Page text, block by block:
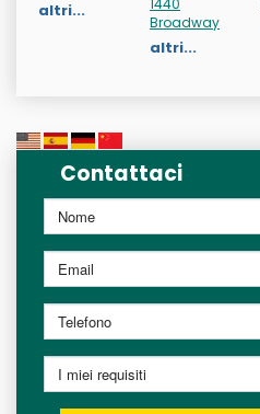
altri...
1440
Broadway
altri...
Contattaci